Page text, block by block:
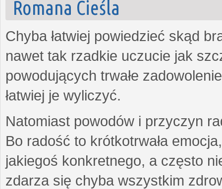
Romana Cieśla
Chyba łatwiej powiedzieć skąd
nawet tak rzadkie uczucie jak
powodujących trwałe
łatwiej je wyliczyć.
Natomiast powodów i przyczyn
Bo radość to krótkotrwała
jakiegoś konkretnego, a często
zdarza się chyba wszystkim